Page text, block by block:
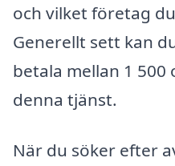
och vilket företag
Generellt sett kan
betala mellan 1
denna tjänst.
När du söker efter